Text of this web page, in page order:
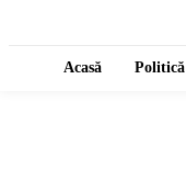
Acasă Politică